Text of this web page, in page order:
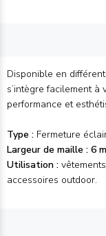
Disponible en
s’intègre facilement
performance et
Type : Fermeture
Largeur de maille : 6
Utilisation :
accessoires outdoor.